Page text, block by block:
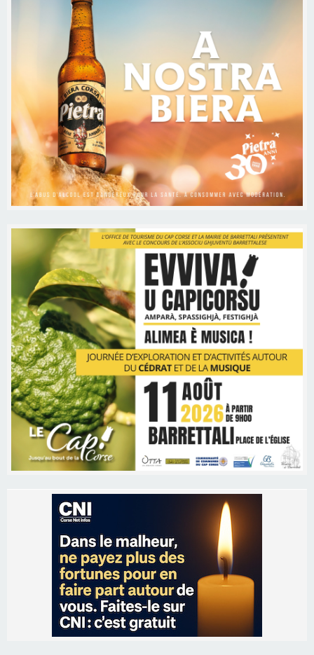
Les brèves
09/08/2026 16:04
Sénatoriales 2B – Jean-François Gaspari retire
sa candidature
09/08/2026 11:04
Festa di l’Associi Curtinesi le 13 septembre